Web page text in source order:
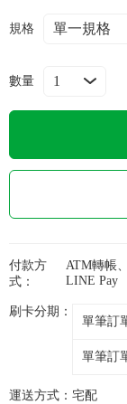
會員專區
折價券、紅利說明
規格
數量
付款方
式：
ATM轉帳
LINE Pay
刷卡分期：
單筆訂
單筆訂
運送方式： 宅配